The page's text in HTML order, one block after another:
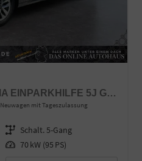
ESSENCE 1,0 TSI KLIMA EINPARKHILFE 5J GARANTIE LED SCHEINWERFER BLUETOOTH
Neuwagen mit Tageszulassung
Getriebe Schalt. 5-Gang
Leistung 70 kW (95 PS)